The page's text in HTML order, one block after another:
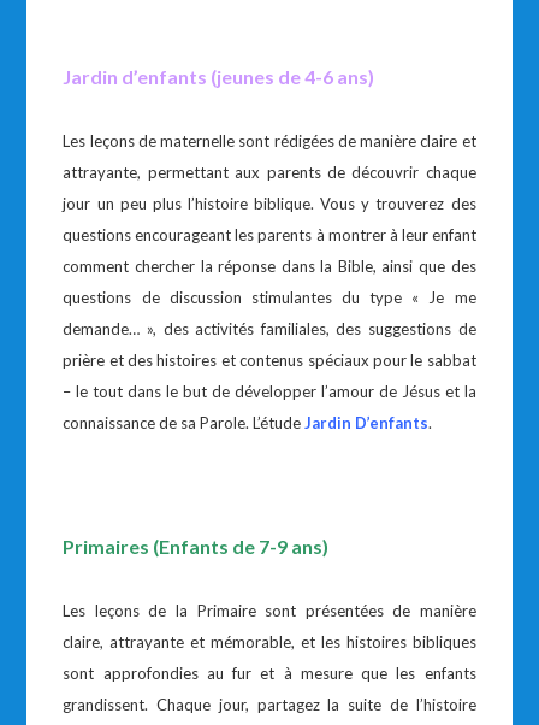
Jardin d’enfants (jeunes de 4-6 ans)
Les leçons de maternelle sont rédigées de manière claire et
attrayante, permettant aux parents de découvrir chaque
jour un peu plus l’histoire biblique. Vous y trouverez des
questions encourageant les parents à montrer à leur enfant
comment chercher la réponse dans la Bible, ainsi que des
questions de discussion stimulantes du type « Je me
demande… », des activités familiales, des suggestions de
prière et des histoires et contenus spéciaux pour le sabbat
– le tout dans le but de développer l’amour de Jésus et la
connaissance de sa Parole. L’étudeJardin D’enfants.
Primaires (Enfants de 7-9 ans)
Les leçons de la Primaire sont présentées de manière
claire, attrayante et mémorable, et les histoires bibliques
sont approfondies au fur et à mesure que les enfants
grandissent. Chaque jour, partagez la suite de l’histoire